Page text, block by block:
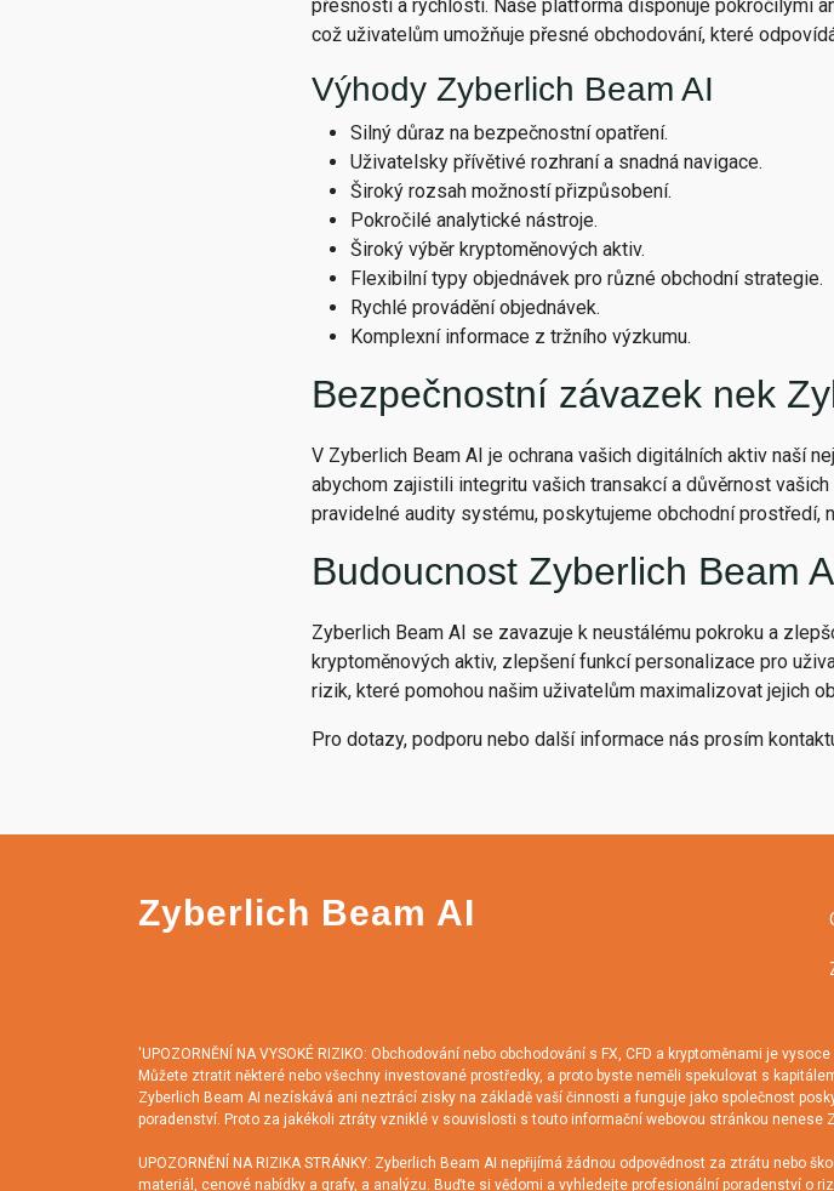
přesností a rychlostí. Naše platforma disponuje pokročilými
což uživatelům umožňuje přesné obchodování, které
Výhody Zyberlich Beam AI
Silný důraz na bezpečnostní opatření.
Uživatelsky přívětivé rozhraní a snadná navigace.
Široký rozsah možností přizpůsobení.
Pokročilé analytické nástroje.
Široký výběr kryptoměnových aktiv.
Flexibilní typy objednávek pro různé obchodní strategie.
Rychlé provádění objednávek.
Komplexní informace z tržního výzkumu.
Bezpečnostní závazek nek
V Zyberlich Beam AI je ochrana vašich digitálních aktiv naší
abychom zajistili integritu vašich transakcí a důvěrnost
pravidelné audity systému, poskytujeme obchodní prostředí,
Budoucnost Zyberlich Beam
Zyberlich Beam AI se zavazuje k neustálému pokroku a
kryptoměnových aktiv, zlepšení funkcí personalizace pro
rizik, které pomohou našim uživatelům maximalizovat jejich
Pro dotazy, podporu nebo další informace nás prosím
Zyberlich Beam AI
'UPOZORNĚNÍ NA VYSOKÉ RIZIKO: Obchodování nebo obchodování s FX, CFD a kryptoměnami je
Můžete ztratit některé nebo všechny investované prostředky, a proto byste neměli spekulovat s
Zyberlich Beam AI nezískává ani neztrácí zisky na základě vaší činnosti a funguje jako společnost
poradenství. Proto za jakékoli ztráty vzniklé v souvislosti s touto informační webovou stránkou nenese
UPOZORNĚNÍ NA RIZIKA STRÁNKY: Zyberlich Beam AI nepřijímá žádnou odpovědnost za ztrátu
materiál, cenové nabídky a grafy, a analýzu. Buďte si vědomi a vyhledejte profesionální poradenství